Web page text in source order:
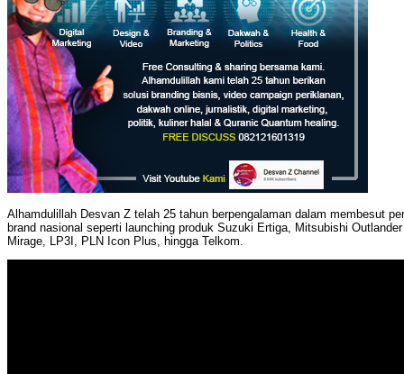
Alhamdulillah Desvan Z telah 25 tahun berpengalaman dalam membesut
brand nasional seperti launching produk Suzuki Ertiga, Mitsubishi
Mirage, LP3I, PLN Icon Plus, hingga Telkom.